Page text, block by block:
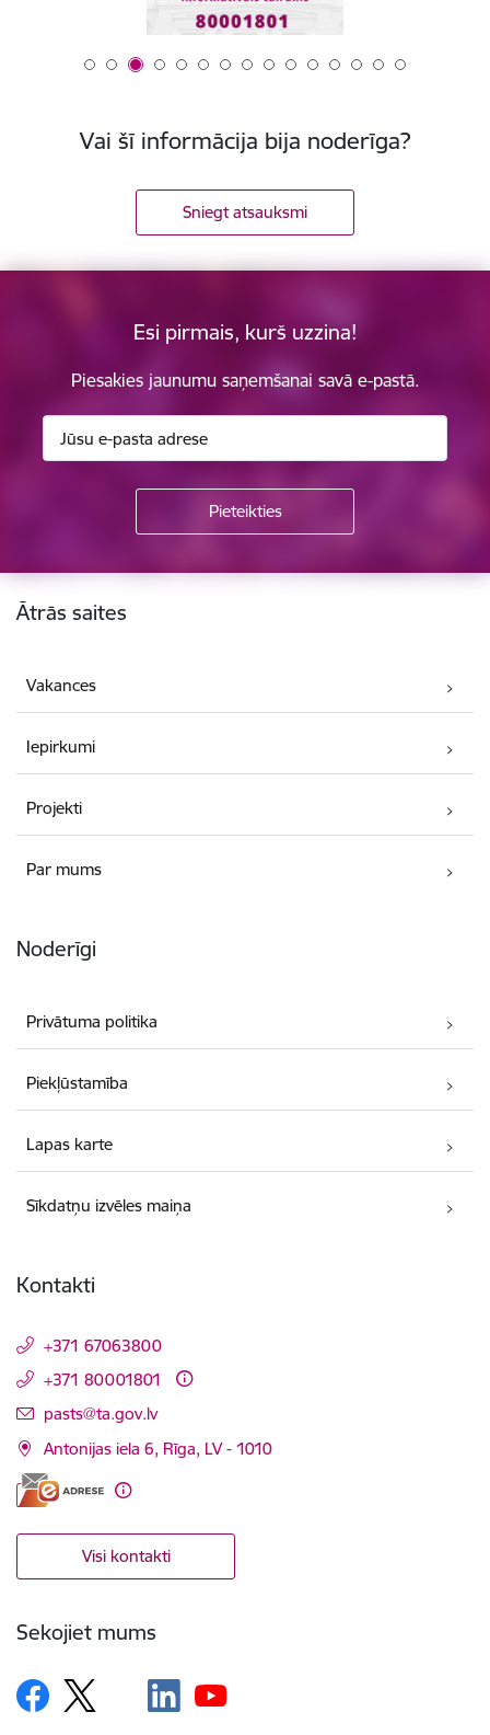
Vai šī informācija bija noderīga?
Sniegt atsauksmi
Esi pirmais, kurš uzzina!
Piesakies jaunumu saņemšanai savā e-pastā.
Kājene
Ātrās saites
Vakances
Iepirkumi
Projekti
Par mums
Noderīgi
Privātuma politika
Piekļūstamība
Lapas karte
Sīkdatņu izvēles maiņa
Kontakti
+371 67063800
+371 80001801
E-pasts:
pasts@ta.gov.lv
Antonijas iela 6, Rīga, LV - 1010
Visi kontakti
Sekojiet mums